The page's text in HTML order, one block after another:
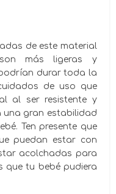
de este material
más ligeras y
durar toda la
de uso que
al ser resistente y
una gran estabilidad
Ten presente que
puedan estar con
acolchadas para
que tu bebé pudiera